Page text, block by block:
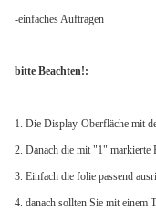
-einfaches Auftragen
bitte Beachten!:
1. Die Display-Oberfläche mit
2. Danach die mit "1" markierte
3. Einfach die folie passend
4. danach sollten Sie mit einem